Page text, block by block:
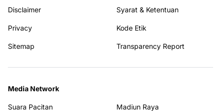
Disclaimer Syarat & Ketentuan
Privacy Kode Etik
Sitemap Transparency Report
Media Network
Suara Pacitan Madiun Raya